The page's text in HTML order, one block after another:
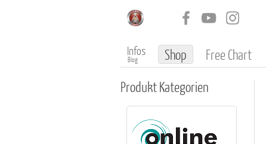
Infos
Blog Shop Free Chart
ProduktKategorien